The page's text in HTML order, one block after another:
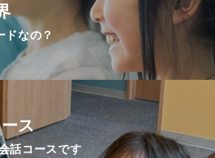
なの？
ス
話コースです